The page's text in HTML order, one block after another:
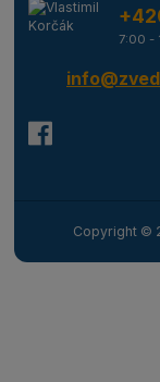
7:00 -
Copyright ©